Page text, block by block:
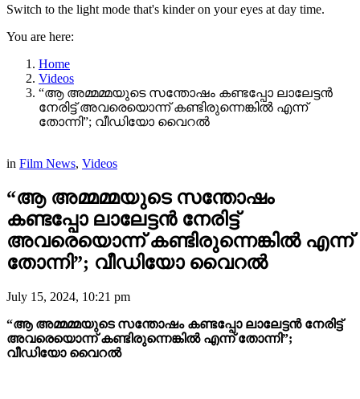
Switch to the light mode that's kinder on your eyes at day time.
You are here:
Home
Videos
“ആ അമ്മമ്മയുടെ സന്തോഷം കണ്ടപ്പോ ലാലേട്ടൻ
നേരിട്ട് അവരെയൊന്ന് കണ്ടിരുന്നെങ്കിൽ എന്ന്
തോന്നി”; വീഡിയോ വൈറൽ
in Film News, Videos
“ആ അമ്മമ്മയുടെ സന്തോഷം
കണ്ടപ്പോ ലാലേട്ടൻ നേരിട്ട്
അവരെയൊന്ന് കണ്ടിരുന്നെങ്കിൽ എന്ന്
തോന്നി”; വീഡിയോ വൈറൽ
July 15, 2024, 10:21 pm
“ആ അമ്മമ്മയുടെ സന്തോഷം കണ്ടപ്പോ ലാലേട്ടൻ നേരിട്ട്
അവരെയൊന്ന് കണ്ടിരുന്നെങ്കിൽ എന്ന് തോന്നി”;
വീഡിയോ വൈറൽ